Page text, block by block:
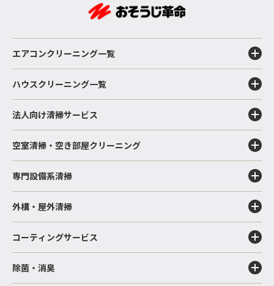
エアコンクリーニング一覧
ハウスクリーニング一覧
法人向け清掃サービス
空室清掃・空き部屋クリーニング
専門設備系清掃
外構・屋外清掃
コーティングサービス
除菌・消臭